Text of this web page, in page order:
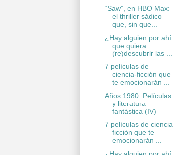
“Saw”, en HBO Max:
el thriller sádico
que, sin que...
¿Hay alguien por ahí
que quiera
(re)descubrir las ...
7 películas de
ciencia-ficción que
te emocionarán ...
Años 1980: Películas
y literatura
fantástica (IV)
7 películas de ciencia
ficción que te
emocionarán ...